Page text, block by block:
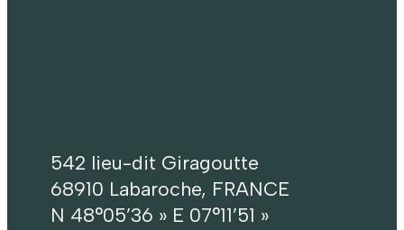
542 lieu-dit Giragoutte
68910 Labaroche, FRANCE
N 48°05’36 » E 07°11’51 »